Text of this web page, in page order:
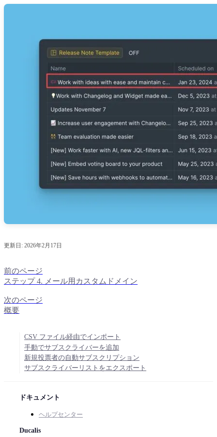
更新日: 2026年2月17日
前のページ
ステップ 4. メール用カスタムドメイン
次のページ
概要
CSV ファイル経由でインポート
手動でサブスクライバーを追加
新規投票者の自動サブスクリプション
サブスクライバーリストをエクスポート
ドキュメント
ヘルプセンター
Ducalis